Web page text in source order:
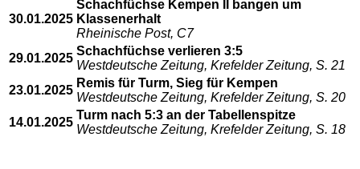
30.01.2025
Schachfüchse Kempen II bangen um
Klassenerhalt
Rheinische Post, C7
29.01.2025
Schachfüchse verlieren 3:5
Westdeutsche Zeitung, Krefelder Zeitung, S. 21
23.01.2025
Remis für Turm, Sieg für Kempen
Westdeutsche Zeitung, Krefelder Zeitung, S. 20
14.01.2025
Turm nach 5:3 an der Tabellenspitze
Westdeutsche Zeitung, Krefelder Zeitung, S. 18